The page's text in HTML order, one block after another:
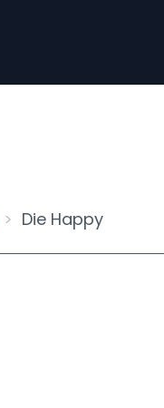
Die Happy